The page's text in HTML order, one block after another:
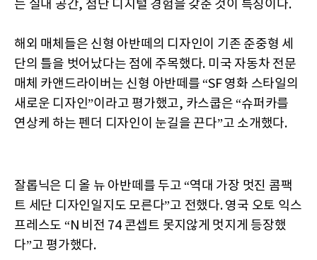
는 실내 공간, 첨단 디지털 경험을 갖춘 것이 특징이다.
해외 매체들은 신형 아반떼의 디자인이 기존 준중형 세
단의 틀을 벗어났다는 점에 주목했다. 미국 자동차 전문
매체 카앤드라이버는 신형 아반떼를 “SF 영화 스타일의
새로운 디자인”이라고 평가했고, 카스쿱은 “슈퍼카를
연상케 하는 펜더 디자인이 눈길을 끈다”고 소개했다.
잘롭닉은 디 올 뉴 아반떼를 두고 “역대 가장 멋진 콤팩
트 세단 디자인일지도 모른다”고 전했다. 영국 오토 익스
프레스도 “N 비전 74 콘셉트 못지않게 멋지게 등장했
다”고 평가했다.